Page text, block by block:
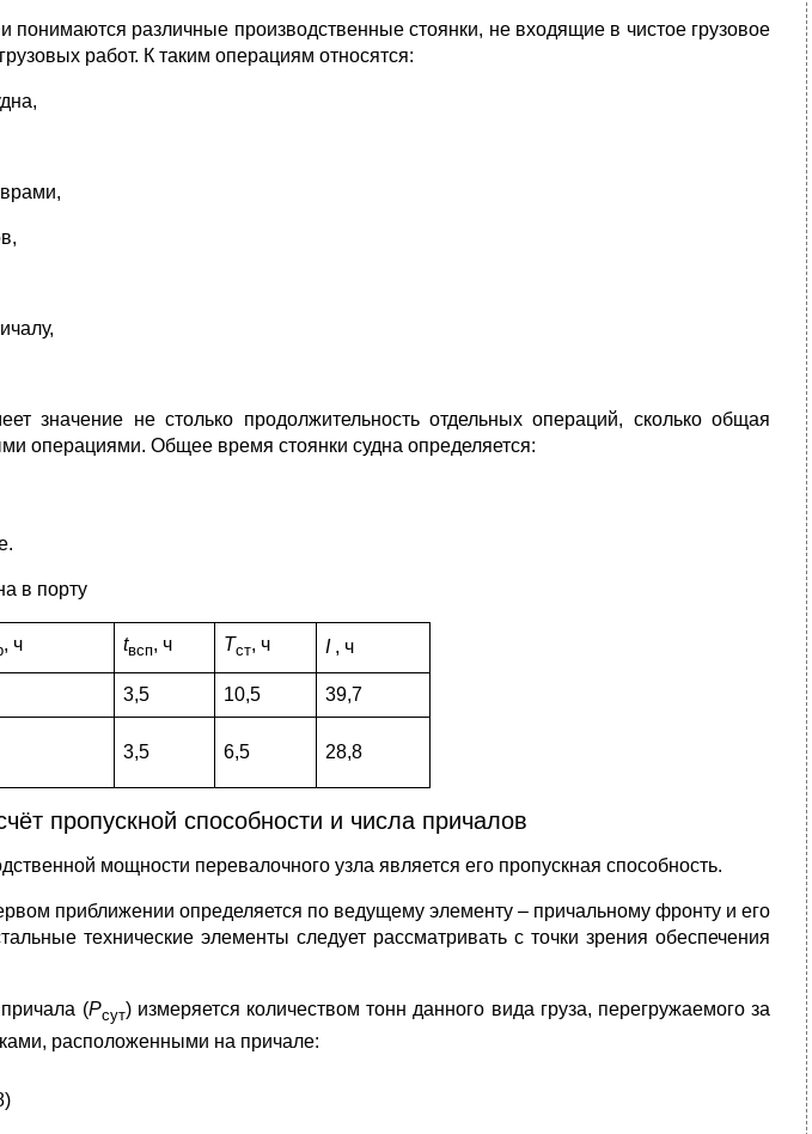
различные производственные стоянки, не входящие в чистое грузовое
работ. К таким операциям относятся:
значение не столько продолжительность отдельных операций, сколько общая
операциями. Общее время стоянки судна определяется:
в порту
, ч tвсп, ч Tст, ч I, ч
3,5 10,5 39,7
3,5 6,5 28,8
пропускной способности и числа причалов
мощности перевалочного узла является его пропускная способность.
приближении определяется по ведущему элементу – причальному фронту и его
технические элементы следует рассматривать с точки зрения обеспечения
(Рсут) измеряется количеством тонн данного вида груза, перегружаемого за
расположенными на причале: